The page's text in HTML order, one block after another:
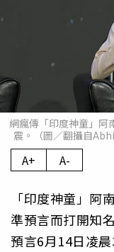
網瘋傳「印度神童」阿
震。（圖／翻攝自
A+ A-
「印度神童」阿
準預言而打開知
預言6月14日凌